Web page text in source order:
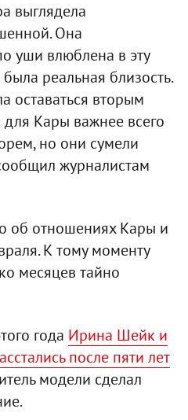
выглядела
Она
уши влюблена в эту
реальная близость.
оставаться вторым
Кары важнее всего
но они сумели
журналистам
об отношениях Кары и
К тому моменту
месяцев тайно
года Ирина Шейк и
после пяти лет
модели сделал